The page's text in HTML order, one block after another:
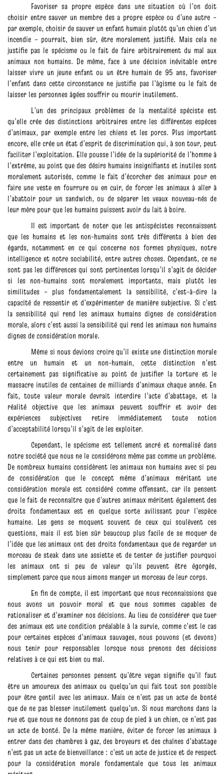
Favoriser sa propre espèce dans une situation où l’on doit
choisir entre sauver un membre des a propre espèce ou d’une autre –
par exemple, choisir de sauver un enfant humain plutôt qu’un chien d’un
incendie – pourrait, bien sûr, être moralement justifié. Mais cela ne
justifie pas le spécisme ou le fait de faire arbitrairement du mal aux
animaux non humains. De même, face à une décision inévitable entre
laisser vivre un jeune enfant ou un être humain de 95 ans, favoriser
l’enfant dans cette circonstance ne justifie pas l’âgisme ou le fait de
laisser les personnes âgées souffrir ou mourir inutilement.
L’un des principaux problèmes de la mentalité spéciste est
qu’elle crée des distinctions arbitraires entre les différentes espèces
d’animaux, par exemple entre les chiens et les porcs. Plus important
encore, elle crée un état d’esprit de discrimination qui, à son tour, peut
faciliter l’exploitation. Elle pousse l’idée de la supériorité de l’homme à
l’extrême, au point que des désirs humains insignifiants et inutiles sont
moralement autorisés, comme le fait d’écorcher des animaux pour en
faire une veste en fourrure ou en cuir, de forcer les animaux à aller à
l’abattoir pour un sandwich, ou de séparer les veaux nouveau-nés de
leur mère pour que les humains puissent avoir du lait à boire.
Il est important de noter que les antispécistes reconnaissent
que les humains et les non-humains sont très différents à bien des
égards, notamment en ce qui concerne nos formes physiques, notre
intelligence et notre sociabilité, entre autres choses. Cependant, ce ne
sont pas les différences qui sont pertinentes lorsqu’il s’agit de décider
si les non-humains sont moralement importants, mais plutôt les
similitudes – plus fondamentalement la sensibilité, c’est-à-dire la
capacité de ressentir et d’expérimenter de manière subjective. Si c’est
la sensibilité qui rend les animaux humains dignes de considération
morale, alors c’est aussi la sensibilité qui rend les animaux non humains
dignes de considération morale.
Même si nous devions croire qu’il existe une distinction morale
entre un humain et un non-humain, cette distinction n’est
certainement pas significative au point de justifier la torture et le
massacre inutiles de centaines de milliards d’animaux chaque année. En
fait, toute valeur morale devrait interdire l’acte d’abattage, et la
réalité objective que les animaux peuvent souffrir et avoir des
expériences subjectives retire immédiatement toute notion
d’acceptabilité lorsqu’il s’agit de les exploiter.
Cependant, le spécisme est tellement ancré et normalisé dans
notre société que nous ne le considérons même pas comme un problème.
De nombreux humains considèrent les animaux non humains avec si peu
de considération que le concept même d’animaux méritant une
considération morale est considéré comme offensant, car ils pensent
que le fait de reconnaître que d’autres animaux méritent également des
droits fondamentaux est en quelque sorte avilissant pour l’espèce
humaine. Les gens se moquent souvent de ceux qui soulèvent ces
questions, mais il est bien sûr beaucoup plus facile de se moquer de
l’idée que les animaux ont des droits fondamentaux que de regarder un
morceau de steak dans une assiette et de tenter de justifier pourquoi
les animaux ont si peu de valeur qu’ils peuvent être égorgés,
simplement parce que nous aimons manger un morceau de leur corps.
En fin de compte, il est important que nous reconnaissions que
nous avons un pouvoir moral et que nous sommes capables de
rationaliser et d’examiner nos décisions. Au lieu de considérer que tuer
des animaux est une condition préalable à la survie, comme c’est le cas
pour certaines espèces d’animaux sauvages, nous pouvons (et devons)
nous tenir pour responsables lorsque nous prenons des décisions
relatives à ce qui est bien ou mal.
Certaines personnes pensent qu’être vegan signifie qu’il faut
être un amoureux des animaux ou quelqu’un qui fait tout son possible
pour être gentil avec les animaux. Mais ce n’est pas un acte de bonté
que de ne pas blesser inutilement quelqu’un. Si nous marchons dans la
rue et que nous ne donnons pas de coup de pied à un chien, ce n’est pas
un acte de bonté. De la même manière, éviter de forcer les animaux à
entrer dans des chambres à gaz, des broyeurs et des chaînes d’abattage
n’est pas un acte de bienveillance : c’est un acte de justice et de respect
pour la considération morale fondamentale que tous les animaux